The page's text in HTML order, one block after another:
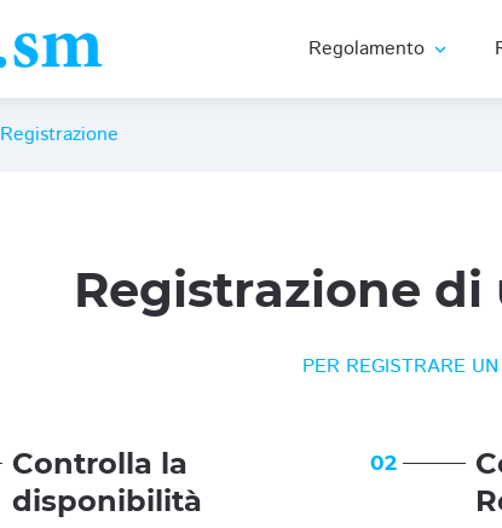
Regolamento expand_more
Registrazione
Registrazione
PER REGISTRARE
Controlla la
disponibilità
02